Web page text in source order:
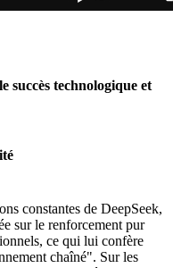
succès technologique et
constantes de DeepSeek,
sur le renforcement pur
ce qui lui confère
chaîné". Sur les